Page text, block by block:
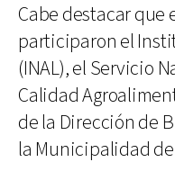
Cabe destacar
participaron el
(INAL), el Servicio
Calidad
de la Dirección de
la Municipalidad